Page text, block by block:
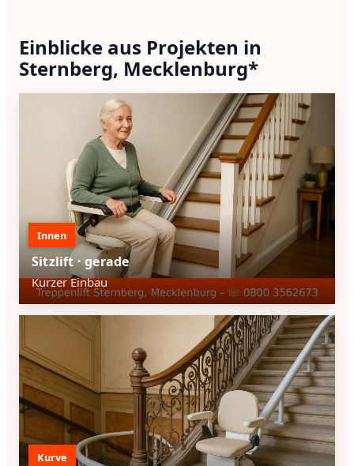
Einblicke aus Projekten in
Sternberg, Mecklenburg*
Innen
Sitzlift · gerade
Kurzer Einbau
Kurve